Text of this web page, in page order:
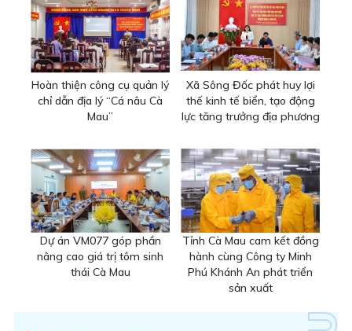
Hoàn thiện công cụ quản lý
chỉ dẫn địa lý “Cá nâu Cà
Mau”
Xã Sông Đốc phát huy lợi
thế kinh tế biển, tạo động
lực tăng trưởng địa phương
Dự án VM077 góp phần
nâng cao giá trị tôm sinh
thái Cà Mau
Tỉnh Cà Mau cam kết đồng
hành cùng Công ty Minh
Phú Khánh An phát triển
sản xuất